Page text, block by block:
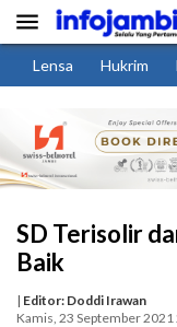

Lensa Hukrim
SD Terisolir
Baik
| Editor: Doddi Irawan
Kamis, 23 September 2021